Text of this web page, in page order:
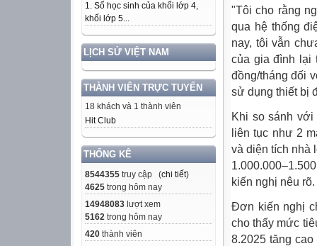
1. Số học sinh của khối lớp 4,
khối lớp 5...
LỊCH SỬ VIỆT NAM
THÀNH VIÊN TRỰC TUYẾN
18 khách và 1 thành viên
Hit Club
THỐNG KÊ
8544355 truy cập (chi tiết)
4625 trong hôm nay
14948083 lượt xem
5162 trong hôm nay
420 thành viên
"Tôi cho rằng
qua hệ thống
nay, tôi vẫn
của gia đình lại
đồng/tháng đối
sử dụng thiết bị
Khi so sánh
liên tục như 2
và diện tích nhà
kiến nghị nêu rõ.
Đơn kiến nghị
cho thấy mức
8.2025 tăng